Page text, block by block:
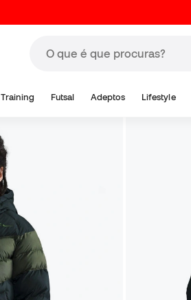
Training Futsal Adeptos Lifestyle